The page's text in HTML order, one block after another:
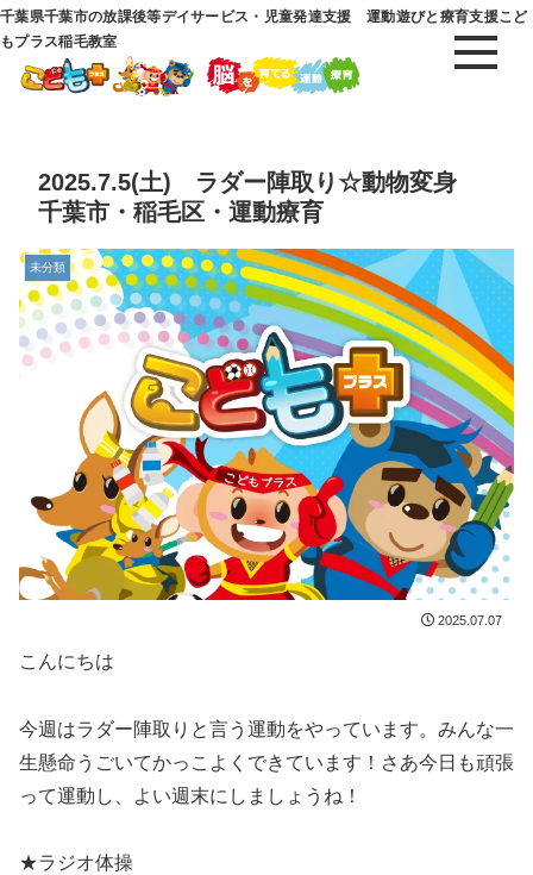
千葉県千葉市の放課後等デイサービス・児童発達支援 運動遊びと療育支援こど
もプラス稲毛教室
2025.7.5(土) ラダー陣取り☆動物変身
千葉市・稲毛区・運動療育
未分類
2025.07.07
こんにちは
今週はラダー陣取りと言う運動をやっています。みんな一
生懸命うごいてかっこよくできています！さあ今日も頑張
って運動し、よい週末にしましょうね！
★ラジオ体操